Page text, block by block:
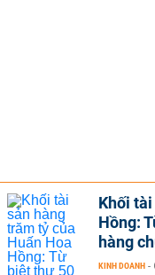
Khối
Hồng:
hàng
KINH DOANH -